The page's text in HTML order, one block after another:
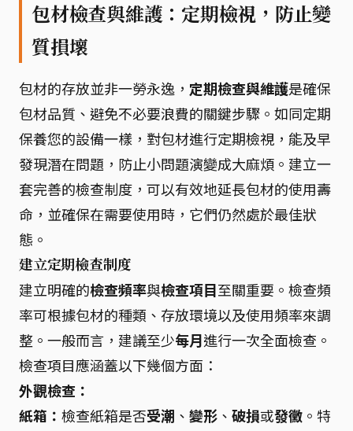
包材檢查與維護：定期檢視，防止變
質損壞
包材的存放並非一勞永逸， 定期檢查與維護是確保
包材品質、避免不必要浪費的關鍵步驟。如同定期
保養您的設備一樣，對包材進行定期檢視，能及早
發現潛在問題，防止小問題演變成大麻煩。建立一
套完善的檢查制度，可以有效地延長包材的使用壽
命，並確保在需要使用時，它們仍然處於最佳狀
態。
建立定期檢查制度
建立明確的檢查頻率與檢查項目至關重要。檢查頻
率可根據包材的種類、存放環境以及使用頻率來調
整。一般而言，建議至少每月進行一次全面檢查。
檢查項目應涵蓋以下幾個方面：
外觀檢查：
紙箱： 檢查紙箱是否受潮 、 變形 、 破損或發黴 。特